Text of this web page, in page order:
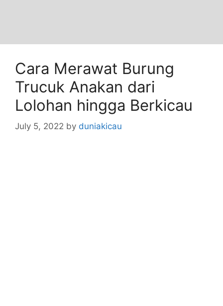
Cara Merawat Burung
Trucuk Anakan dari
Lolohan hingga Berkicau
July 5, 2022 by duniakicau